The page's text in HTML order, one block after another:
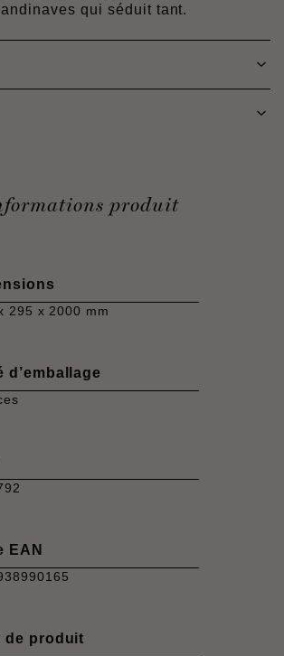
qui séduit tant.
produit
295 x 2000 mm
d’emballage
EAN
de produit